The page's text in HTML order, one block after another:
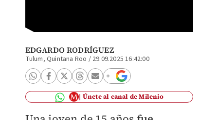
EDGARDO RODRÍGUEZ
Tulum, Quintana Roo / 29.09.2025 16:42:00
Únete al canal de Milenio